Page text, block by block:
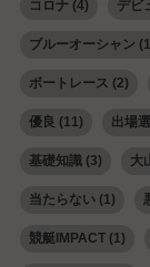
コロナ(4) デビ
ブルーオーシャン
ボートレース (2)
優良 (11) 出場
基礎知識(3) 大
当たらない(1)
競艇IMPACT(1)